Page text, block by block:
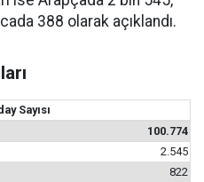
388 olarak açıklandı.
Sayısı
100.774
2.545
822